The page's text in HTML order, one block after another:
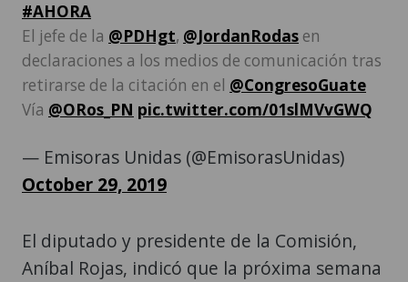
#AHORA
El jefe de la @PDHgt, @JordanRodas en
declaraciones a los medios de comunicación tras
retirarse de la citación en el @CongresoGuate
Vía @ORos_PN pic.twitter.com/01slMVvGWQ
— Emisoras Unidas (@EmisorasUnidas)
October 29, 2019
El diputado y presidente de la Comisión,
Aníbal Rojas, indicó que la próxima semana